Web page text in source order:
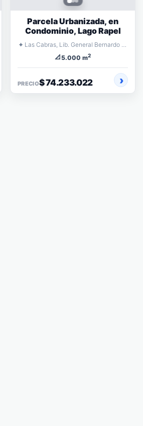
Parcela Urbanizada, en
Condominio, Lago Rapel
⌖ Las Cabras, Lib. General Bernardo O'Higgins
📐5.000 m2
PRECIO$ 74.233.022